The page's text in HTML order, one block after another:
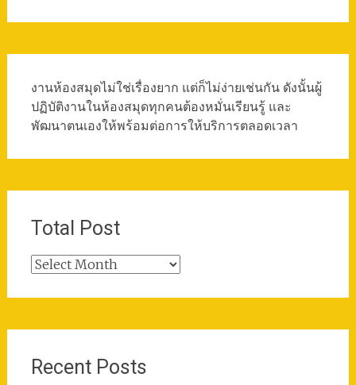
งานห้องสมุดไม่ใช่เรื่องยาก แต่ก็ไม่ง่ายเช่นกัน ดังนั้นผู้
ปฏิบัติงานในห้องสมุดทุกคนต้องหมั่นเรียนรู้ และ
พัฒนาตนเองให้พร้อมต่อการให้บริการตลอดเวลา
Total Post
Total
Recent Posts